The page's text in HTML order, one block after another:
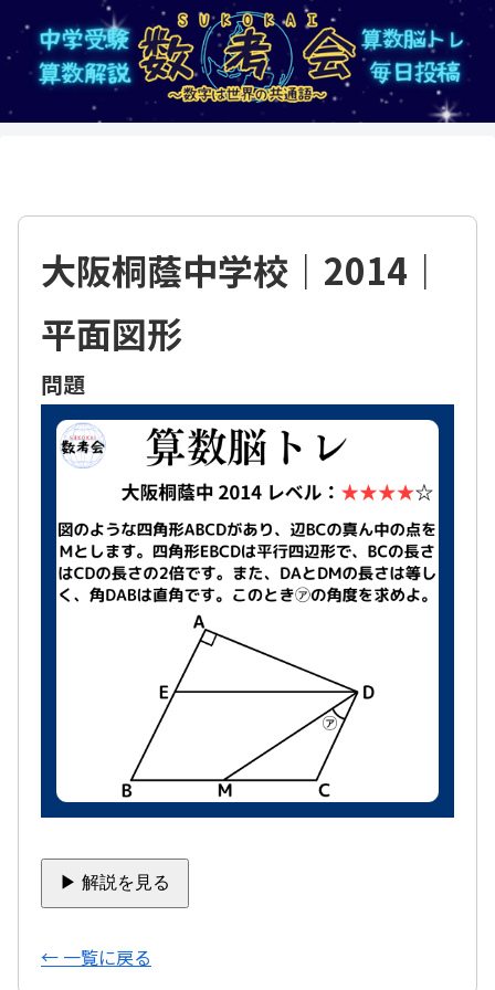
大阪桐蔭中学校｜2014｜
平面図形
問題
▶ 解説を見る
← 一覧に戻る